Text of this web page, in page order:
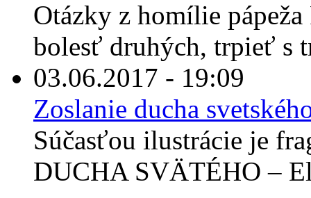
Otázky z homílie
bolesť druhých, trpieť s
03.06.2017 - 19:09
Zoslanie ducha
Súčasťou ilustrácie je
DUCHA SVÄTÉHO –